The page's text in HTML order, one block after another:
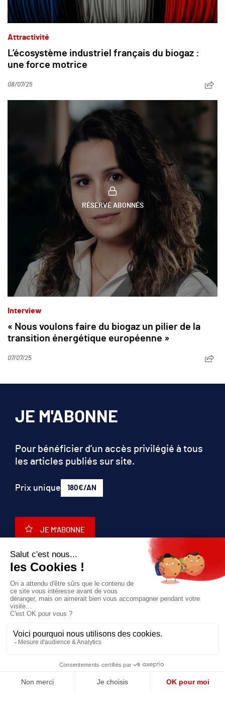
Attractivité
L’écosystème industriel français du biogaz :
une force motrice
08/07/25
RÉSERVÉ ABONNÉS
Interview
« Nous voulons faire du biogaz un pilier de la
transition énergétique européenne »
07/07/25
QUI SOMMES-NOUS?
MENTIONS LÉGALES
JE M'ABONNE
Pour bénéficier d’un accès privilégié à tous
les articles publiés sur site.
Prix unique 180€/AN
JE M'ABONNE